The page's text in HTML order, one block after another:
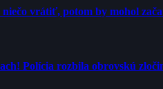
vrátiť, potom by mohol
Polícia rozbila obrovskú